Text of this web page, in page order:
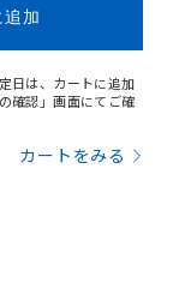
追加
日は、カートに追加
確認」画面にてご確
カートをみる